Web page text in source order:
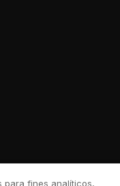
para fines analíticos,